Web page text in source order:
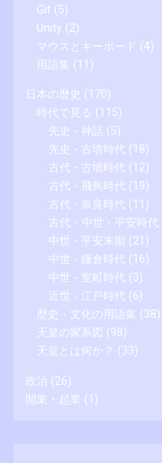
Git (5)
Unity (2)
マウスとキーボード (4)
用語集 (11)
日本の歴史 (170)
時代で見る (115)
先史 - 神話 (5)
先史 - 古墳時代 (18)
古代 - 古墳時代 (12)
古代 - 飛鳥時代 (19)
古代 - 奈良時代 (11)
古代・中世 - 平安時代
中世 - 平安末期 (21)
中世 - 鎌倉時代 (16)
中世 - 室町時代 (3)
近世 - 江戸時代 (6)
歴史・文化の用語集 (38)
天皇の家系図 (98)
天皇とは何か？ (33)
政治 (26)
開業・起業 (1)